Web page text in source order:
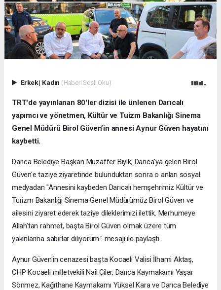
Erkek| Kadın (Haberi Sesli Oku)
TRT'de yayınlanan 80'ler dizisi ile ünlenen Darıcalı
yapımcı ve yönetmen, Kültür ve Tuizm Bakanlığı Sinema
Genel Müdürü Birol Güven’in annesi Aynur Güven hayatını
kaybetti.
Darıca Belediye Başkan Muzaffer Bıyık, Darıca'ya gelen Birol
Güven'e taziye ziyaretinde bulunduktan sonra o anları sosyal
medyadan "Annesini kaybeden Darıcalı hemşehrimiz Kültür ve
Turizm Bakanlığı Sinema Genel Müdürümüz Birol Güven ve
ailesini ziyaret ederek taziye dileklerimizi ilettik. Merhumeye
Allah’tan rahmet, başta Birol Güven olmak üzere tüm
yakınlarına sabırlar diliyorum." mesajı ile paylaştı..
Aynur Güven'in cenazesi başta Kocaeli Valisi İlhami Aktaş,
CHP Kocaeli milletvekili Nail Çiler, Darıca Kaymakamı Yaşar
Sönmez, Kağıthane Kaymakamı Yüksel Kara ve Darıca Belediye